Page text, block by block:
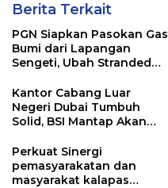
Berita Terkait
PGN Siapkan Pasokan Gas
Bumi dari Lapangan
Sengeti, Ubah Stranded
Kantor Cabang Luar
Negeri Dubai Tumbuh
Solid, BSI Mantap Akan
Saudi
Perkuat Sinergi
pemasyarakatan dan
masyarakat kalapas